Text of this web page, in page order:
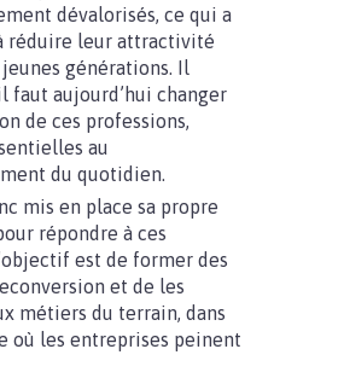
dévalorisés, ce qui a
réduire leur attractivité
jeunes générations. Il
faut aujourd’hui changer
de ces professions,
au
du quotidien.
mis en place sa propre
répondre à ces
est de former des
et de les
métiers du terrain, dans
où les entreprises peinent